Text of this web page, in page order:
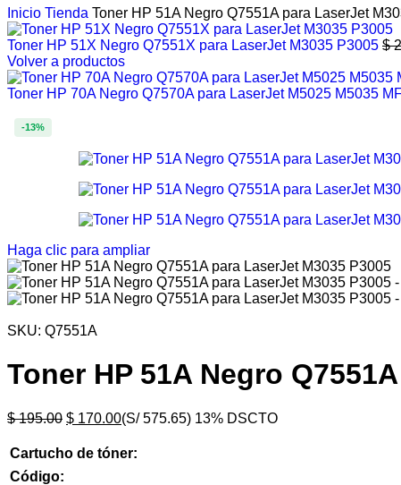
Inicio Tienda Toner HP 51A Negro Q7551A para LaserJet
Toner HP 51X Negro Q7551X para LaserJet M3035 P3005 $
Volver a productos
Toner HP 70A Negro Q7570A para LaserJet M5025 M5035
-13%
Haga clic para ampliar
SKU: Q7551A
Toner HP 51A Negro
$195.00 $ 170.00(S/ 575.65) 13% DSCTO
Cartucho de tóner:
Código: